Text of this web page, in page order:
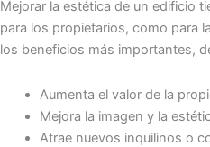
Mejorar la estética de un edificio
para los propietarios, como para
los beneficios más importantes,
Aumenta el valor de la
Mejora la imagen y la
Atrae nuevos inquilinos o